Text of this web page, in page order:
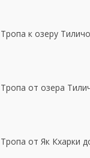
Тропа к озеру Тиличо
Тропа от озера
Тропа от Як Кхарки